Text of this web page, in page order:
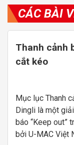
CÁC BÀI
Thanh cảnh
cắt kéo
Mục lục Thanh
Dingli là một
báo “Keep out”
bởi U-MAC Việt